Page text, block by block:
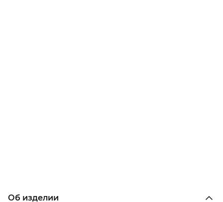
Об изделии